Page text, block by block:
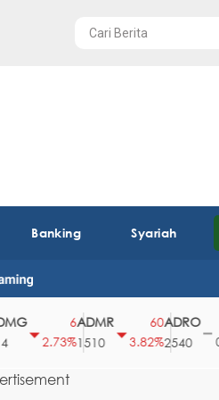
Banking Syariah
2.73%
ADMR
1510
3.82%
ADRO
2540